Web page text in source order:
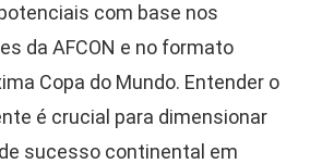
com base nos
da AFCON e no formato
Copa do Mundo. Entender o
é crucial para dimensionar
sucesso continental em